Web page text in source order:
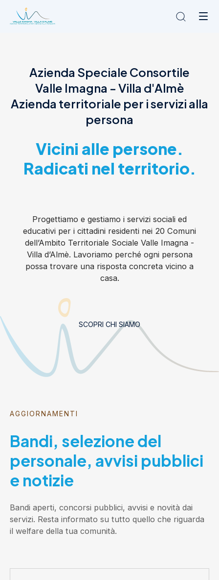
L'Ambito
Cosa facciamo
News
Amministrazione trasparente
Azienda Speciale Consortile
Valle Imagna - Villa d'Almè
Azienda territoriale per i servizi alla
persona
Vicini alle persone.
Radicati nel territorio.
Progettiamo e gestiamo i servizi sociali ed
educativi per i cittadini residenti nei 20 Comuni
dell’Ambito Territoriale Sociale Valle Imagna -
Villa d’Almè. Lavoriamo perché ogni persona
possa trovare una risposta concreta vicino a
casa.
SCOPRI CHI SIAMO
AGGIORNAMENTI
Bandi, selezione del
personale, avvisi pubblici
e notizie
Bandi aperti, concorsi pubblici, avvisi e novità dai
servizi. Resta informato su tutto quello che riguarda
il welfare della tua comunità.